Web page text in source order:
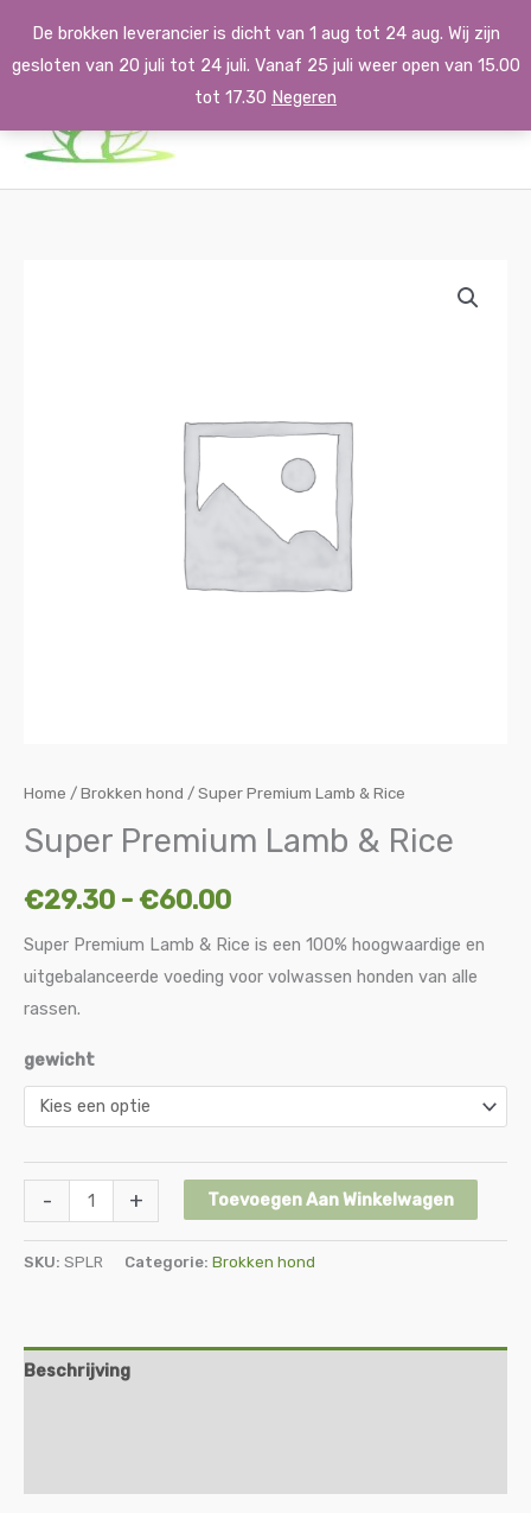
De brokken leverancier is dicht van 1 aug tot 24 aug. Wij zijn
gesloten van 20 juli tot 24 juli. Vanaf 25 juli weer open van 15.00
tot 17.30 Negeren
de
Home /Brokken hond / Super Premium Lamb & Rice
Super Premium Lamb & Rice
€29.30 - €60.00
€60.00
Super Premium Lamb & Rice is een 100% hoogwaardige en
uitgebalanceerde voeding voor volwassen honden van alle
rassen.
gewicht
- + Toevoegen Aan Winkelwagen
SKU: SPLR Categorie: Brokken hond
Beschrijving